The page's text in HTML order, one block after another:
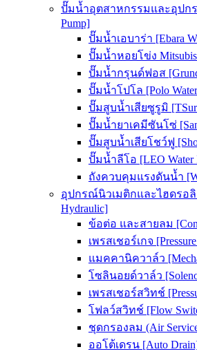
ปั๊มน้ำอุตสาหกรรมและอุปกร
Pump]
ปั๊มน้ำเอบาร่า [Ebara
ปั๊มน้ำหอยโข่ง
ปั๊มน้ำกรุนด์ฟอส
ปั๊มน้ำโปโล [Polo
ปั๊มสูบน้ำเสียซูรูมิ
ปั๊มน้ำยาเคมีซันโซ่
ปั๊มสูบน้ำเสียโชว์ฟู
ปั๊มน้ำลีโอ [LEO Water
ถังควบคุมแรงดันน้ำ
อุปกรณ์นิวเมติกและไฮดรอลิ
Hydraulic]
ข้อต่อ และสายลม
เพรสเชอร์เกจ
แมคคานิควาล์ว
โซลินอยด์วาล์ว
เพรสเชอร์สวิทช์
โฟลว์สวิทช์ [Flow
ชุดกรองลม (Air
ออโต้เดรน [Auto